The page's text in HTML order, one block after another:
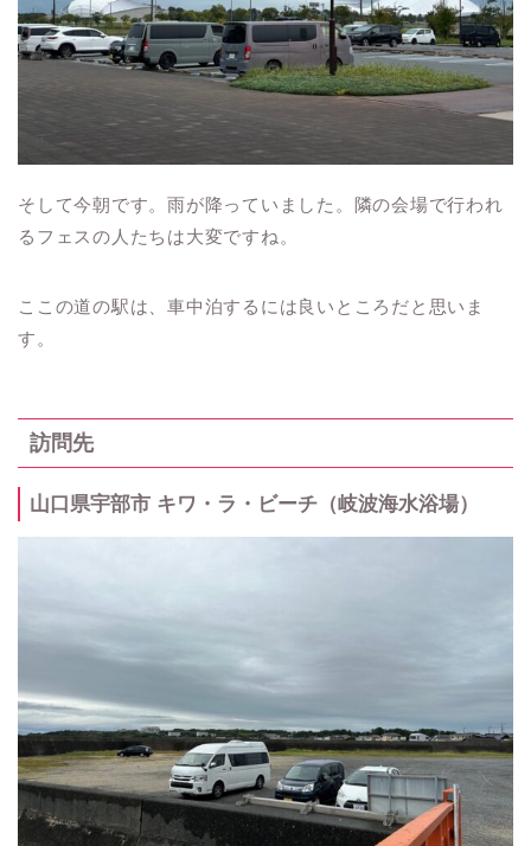
そして今朝です。雨が降っていました。隣の会場で行われ
るフェスの人たちは大変ですね。
ここの道の駅は、車中泊するには良いところだと思いま
す。
訪問先
山口県宇部市 キワ・ラ・ビーチ（岐波海水浴場）